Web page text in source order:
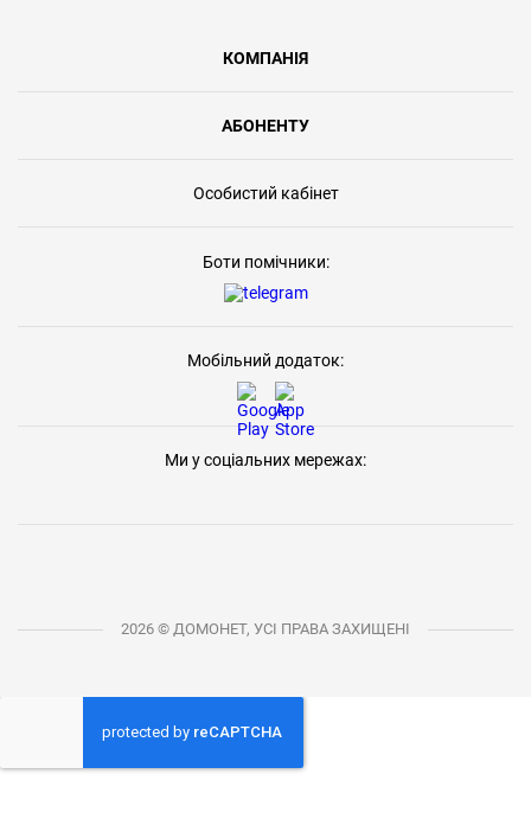
КОМПАНІЯ
АБОНЕНТУ
Особистий кабінет
Боти помічники:
Мобільний додаток:
Ми у соціальних мережах:
2026 © ДОМОНЕТ, УСІ ПРАВА ЗАХИЩЕНІ